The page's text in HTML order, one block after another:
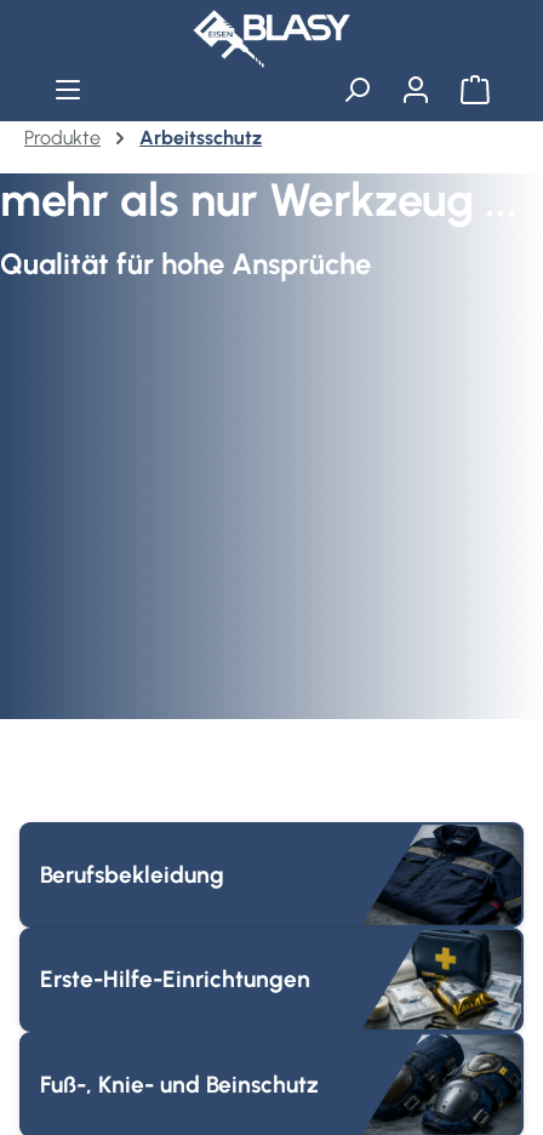
Zum Hauptinhalt springen
Produkte
Arbeitsschutz
mehr als nur Werkzeug ...
Qualität für hohe Ansprüche
Berufsbekleidung
Erste-Hilfe-Einrichtungen
Fuß-, Knie- und Beinschutz